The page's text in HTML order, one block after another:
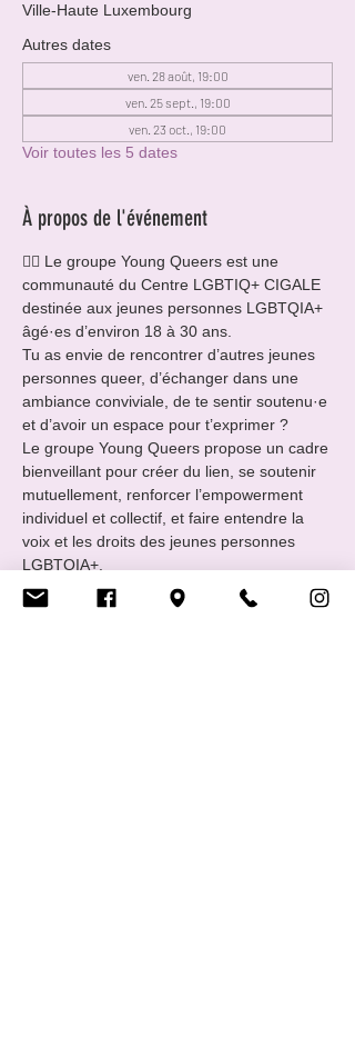
Ville-Haute Luxembourg
Autres dates
ven. 28 août, 19:00
ven. 25 sept., 19:00
ven. 23 oct., 19:00
Voir toutes les 5 dates
À propos de l'événement
🏳️‍🌈 Le groupe Young Queers est une
communauté du Centre LGBTIQ+ CIGALE
destinée aux jeunes personnes LGBTQIA+
âgé·es d’environ 18 à 30 ans.
Tu as envie de rencontrer d’autres jeunes
personnes queer, d’échanger dans une
ambiance conviviale, de te sentir soutenu·e
et d’avoir un espace pour t’exprimer ?
Le groupe Young Queers propose un cadre
bienveillant pour créer du lien, se soutenir
mutuellement, renforcer l’empowerment
individuel et collectif, et faire entendre la
voix et les droits des jeunes personnes
LGBTQIA+.
📅 Rencontres : tous les 4ᵉ vendredis du
mois de 19:00 à 22:00